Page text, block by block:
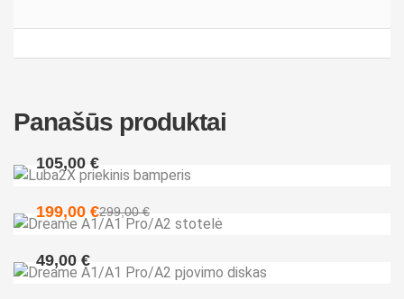
Panašūs produktai
105,00 €
299,00€
199,00 €
49,00 €